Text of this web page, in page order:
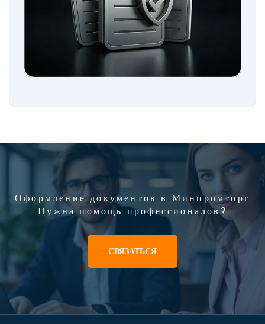
Оформление документов в Минпромторг
Нужна помощь профессионалов?
СВЯЗАТЬСЯ